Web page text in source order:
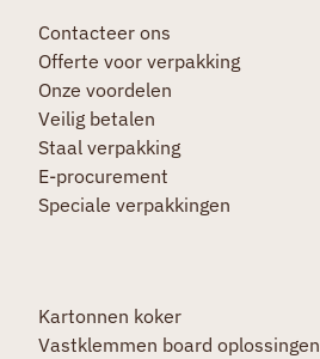
Contacteer ons
Offerte voor verpakking
Onze voordelen
Veilig betalen
Staal verpakking
E-procurement
Speciale verpakkingen
Kartonnen koker
Vastklemmen board oplossingen